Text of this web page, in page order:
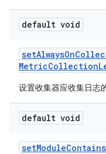
default void
setAlwaysOn
MetricCollection
设置收集器应收集日志
default void
setModuleContains